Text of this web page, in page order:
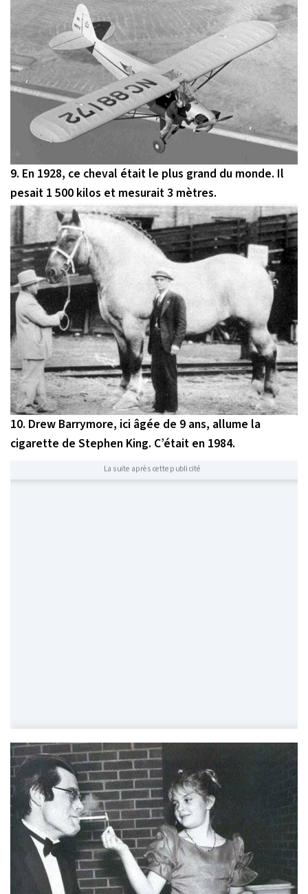
9. En 1928, ce cheval était le plus grand du monde. Il
pesait 1 500 kilos et mesurait 3 mètres.
10. Drew Barrymore, ici âgée de 9 ans, allume la
cigarette de Stephen King. C’était en 1984.
La suite après cette publicité